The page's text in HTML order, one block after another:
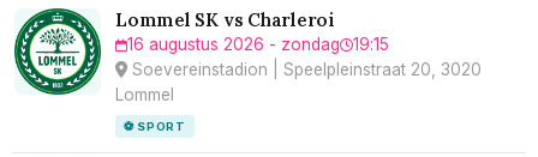
Lommel SK vs Charleroi
16 augustus 2026 - zondag
19:15
Soevereinstadion | Speelpleinstraat 20, 3020
Lommel
⚽ SPORT